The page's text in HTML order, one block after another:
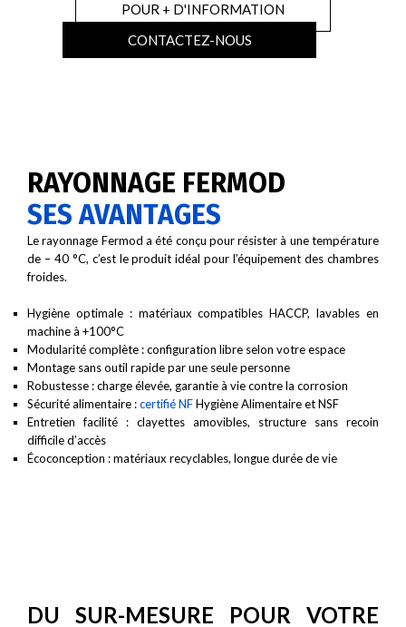
POUR + D'INFORMATION
CONTACTEZ-NOUS
RAYONNAGE FERMOD
SES AVANTAGES
Le rayonnage Fermod a été conçu pour résister à une température
de – 40 °C, c’est le produit idéal pour l’équipement des chambres
froides.
Hygiène optimale : matériaux compatibles HACCP, lavables en
machine à +100°C
Modularité complète : configuration libre selon votre espace
Montage sans outil rapide par une seule personne
Robustesse : charge élevée, garantie à vie contre la corrosion
Sécurité alimentaire :certifié NFHygiène Alimentaire et NSF
Entretien facilité : clayettes amovibles, structure sans recoin
difficile d’accès
Écoconception : matériaux recyclables, longue durée de vie
DU SUR-MESURE POUR VOTRE